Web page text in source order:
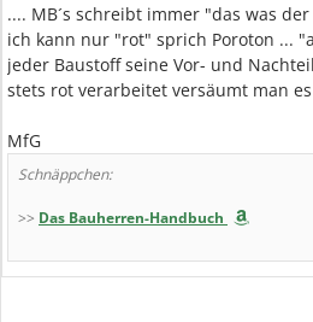
.... MB´s schreibt immer "das was
ich kann nur "rot" sprich Poroton ...
jeder Baustoff seine Vor- und
stets rot verarbeitet versäumt man
MfG
Schnäppchen:
>> Das Bauherren-Handbuch